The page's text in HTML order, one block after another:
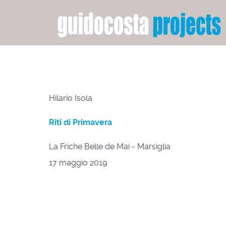
Hilario Isola
Riti di Primavera
La Friche Belle de Mai - Marsiglia
17 maggio 2019